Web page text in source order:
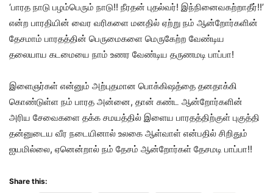
‘பாரத நாடு பழம்பெரும் நாடு!! நீரதன் புதல்வர்! இந்நினைவகற்றாதீர்!!’
என்ற பாரதியின் வைர வரிகளை மனதில் ஏற்று நம் ஆன்றோர்களின்
தேசமாம் பாரதத்தின் பெருமைகளை மெருகேற்ற வேண்டிய
தலையாய கடமையை நாம் உணர வேண்டிய தருணமடி பாப்பா!
இளைஞர்கள் என்னும் அற்புதமான பொக்கிஷத்தை தனதாக்கி
கொண்டுள்ள நம் பாரத அன்னை, தான் கண்ட ஆன்றோர்களின்
அரிய சேவைகளை தக்க சமயத்தில் இளைய பாரதத்திற்குள் புகுத்தி
தன்னுடைய வீர நடையினால் உலகை ஆள்வாள் என்பதில் சிறிதும்
ஐயமில்லை, ஏனென்றால் நம் தேசம் ஆன்றோர்கள் தேசமடி பாப்பா!!
Share this: